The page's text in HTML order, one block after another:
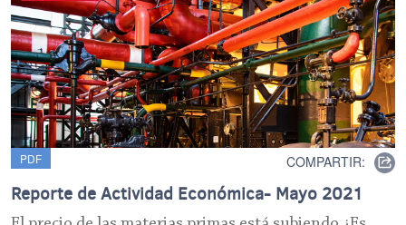
PDF COMPARTIR:
Reporte de Actividad Económica- Mayo 2021